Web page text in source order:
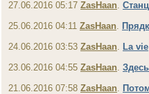
27.06.2016 05:17 ZasHaan.
25.06.2016 04:11 ZasHaan.
24.06.2016 03:53 ZasHaan. La vie
23.06.2016 04:55 ZasHaan.
21.06.2016 07:58 ZasHaan.